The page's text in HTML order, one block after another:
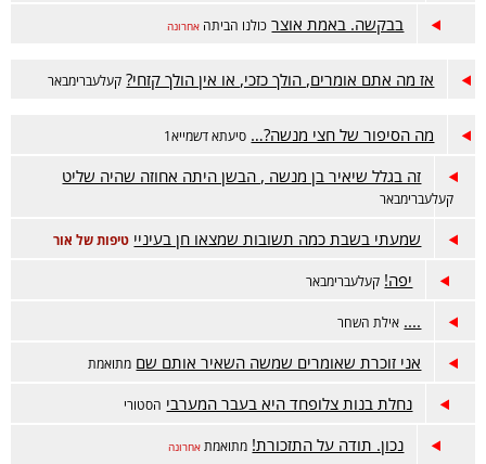
בבקשה. באמת אוצר כולנו הביתה אחרונה
אז מה אתם אומרים, הולך כזכי, או אין הולך קזחי? קעלעברימבאר
מה הסיפור של חצי מנשה?… סיעתא דשמייא1
זה בגלל שיאיר בן מנשה , הבשן היתה אחוזה שהיה שליט
קעלעברימבאר
שמעתי בשבת כמה תשובות שמצאו חן בעיניי טיפות של אור
יפה! קעלעברימבאר
.... אילת השחר
אני זוכרת שאומרים שמשה השאיר אותם שם מתואמת
נחלת בנות צלופחד היא בעבר המערבי הסטורי
נכון. תודה על התזכורת! מתואמת אחרונה